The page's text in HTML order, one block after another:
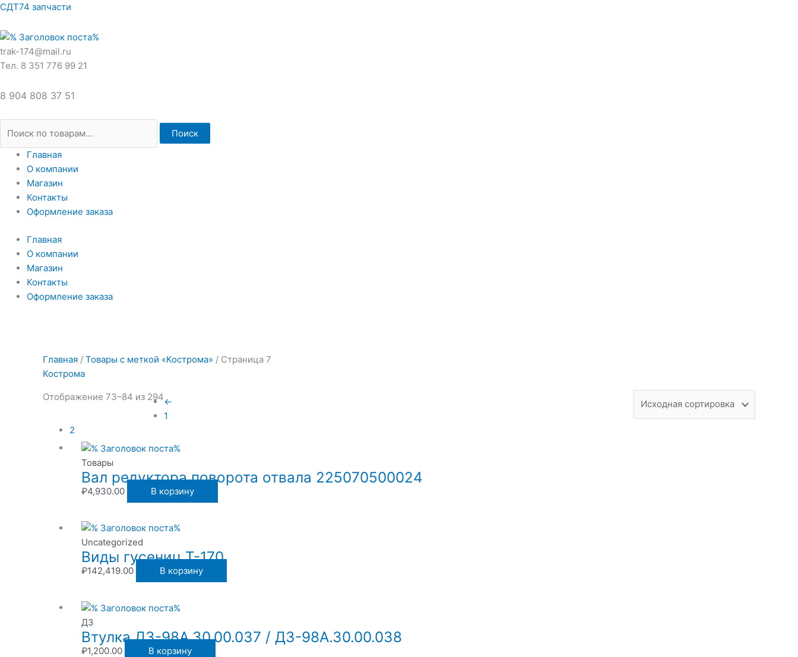
Перейти
содержимому
СДТ74 запчасти
trak-174@mail.ru
Тел. 8 351 776 99 21
8 904 808 37 51
Искать:
Поиск
Главная
О компании
Магазин
Контакты
Оформление заказа
Главная
О компании
Магазин
Контакты
Оформление заказа
Главная / Товары с меткой «Кострома» / Страница 7
Кострома
Отображение 73–84 из 294
Товары
Вал редуктора поворота отвала 225070500024
₽4,930.00 В корзину
Uncategorized
Виды гусениц Т-170
₽142,419.00 В корзину
ДЗ
Втулка ДЗ-98А.30.00.037 / ДЗ-98А.30.00.038
₽1,200.00 В корзину
←
1
2